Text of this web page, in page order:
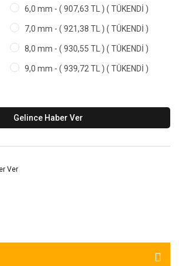
6,0 mm - ( 907,63 TL ) ( TÜKENDİ )
7,0 mm - ( 921,38 TL ) ( TÜKENDİ )
8,0 mm - ( 930,55 TL ) ( TÜKENDİ )
9,0 mm - ( 939,72 TL ) ( TÜKENDİ )
Gelince Haber Ver
Ver